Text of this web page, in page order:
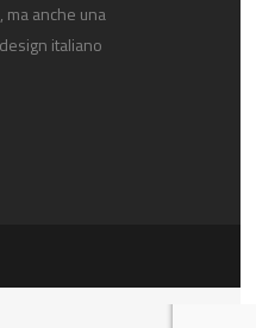
anche una
italiano